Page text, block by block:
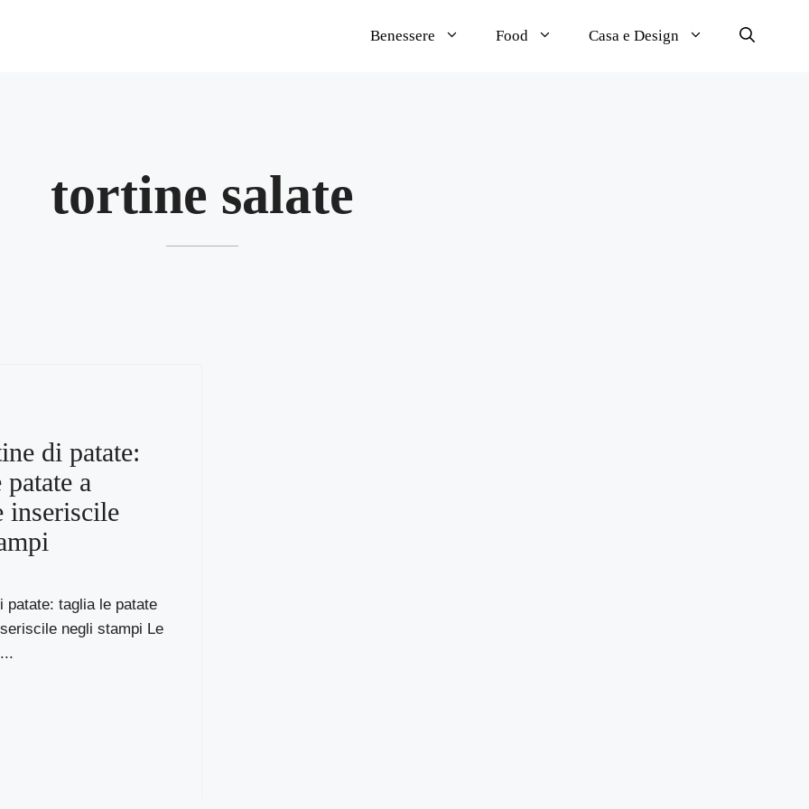
Benessere Food Casa e Design
tortine salate
di patate:
a
inseriscile
patate: taglia le patate
negli stampi Le